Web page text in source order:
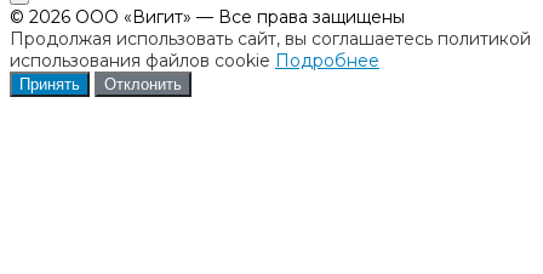
© 2026 ООО «Вигит» — Все права защищены
Продолжая использовать сайт, вы соглашаетесь политикой
использования файлов cookie Подробнее
Принять Отклонить